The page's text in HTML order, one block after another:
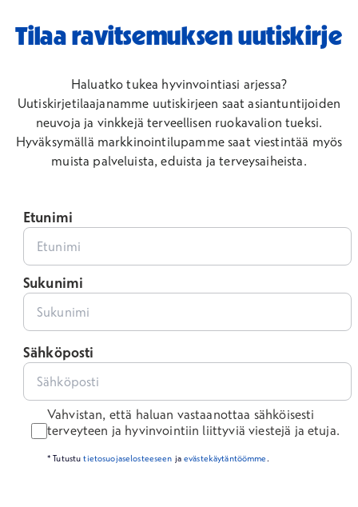
Tilaa ravitsemuksen uutiskirje
Haluatko tukea hyvinvointiasi arjessa?
Uutiskirjetilaajanamme uutiskirjeen saat asiantuntijoiden
neuvoja ja vinkkejä terveellisen ruokavalion tueksi.
Hyväksymällä markkinointilupamme saat viestintää myös
muista palveluista, eduista ja terveysaiheista.
Etunimi
Sukunimi
Sähköposti
Vahvistan, että haluan vastaanottaa sähköisesti
terveyteen ja hyvinvointiin liittyviä viestejä ja etuja.
* Tutustutietosuojaselosteeseen jaevästekäytäntöömme.